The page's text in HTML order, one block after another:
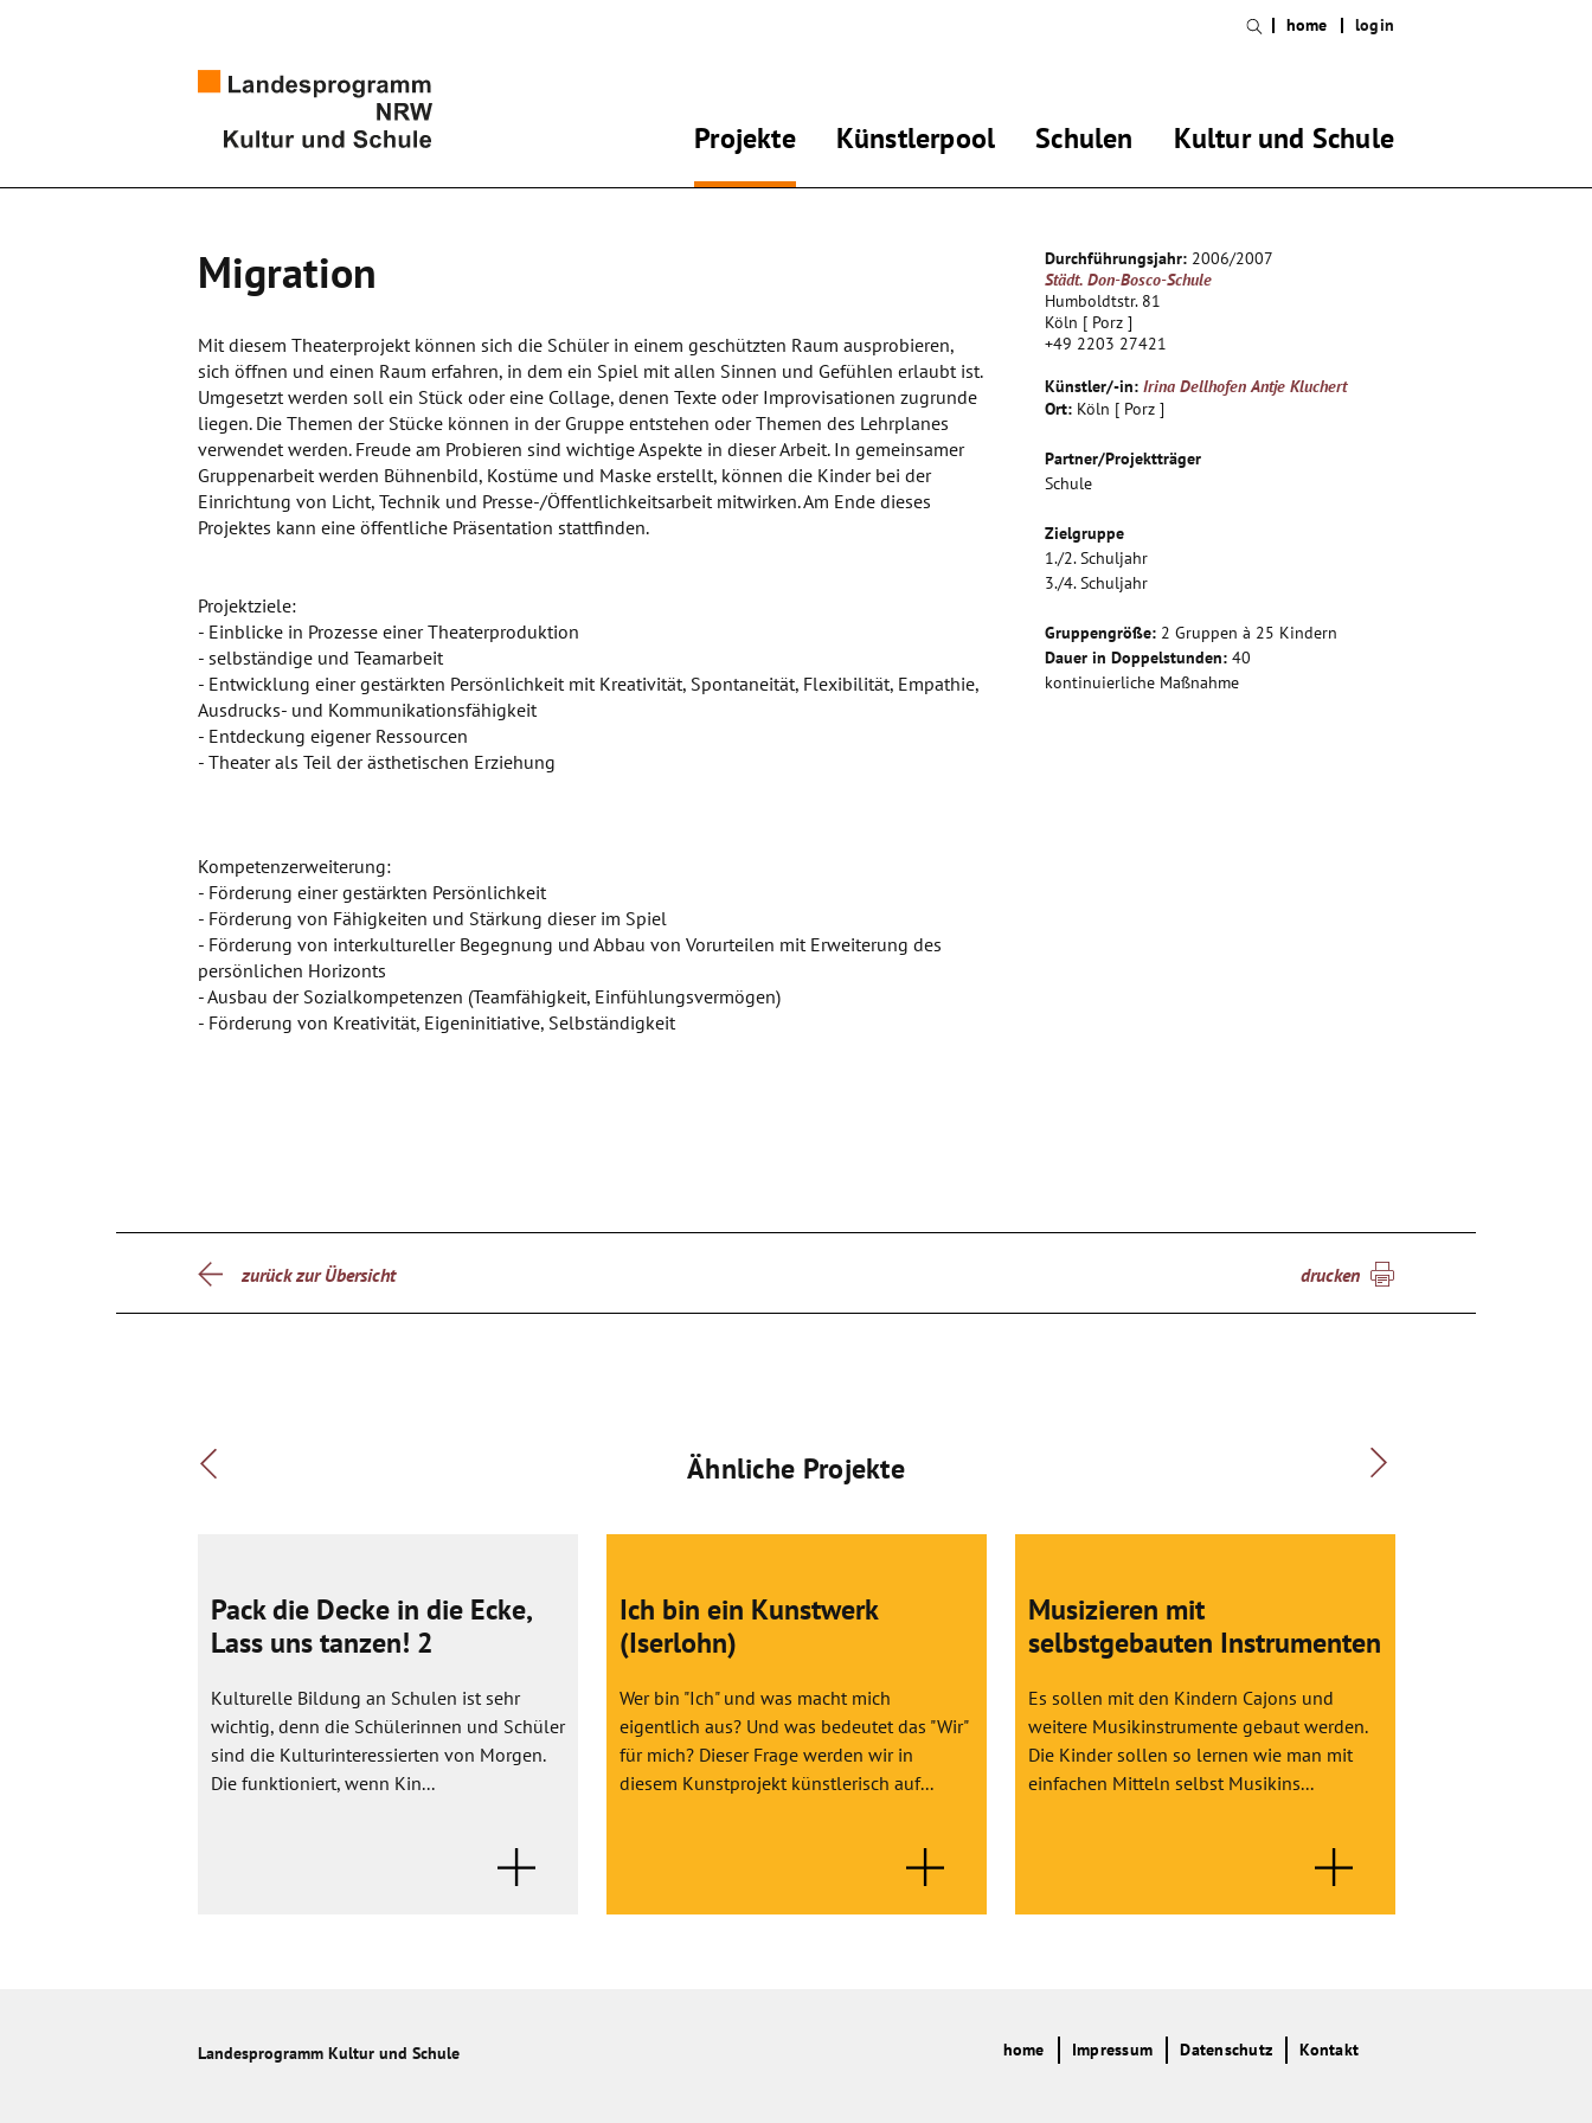
Projekte Künstlerpool Schulen Kultur und Schule
home login
Migration
Mit diesem Theaterprojekt können sich die Schüler in einem geschützten Raum ausprobieren,
sich öffnen und einen Raum erfahren, in dem ein Spiel mit allen Sinnen und Gefühlen erlaubt ist.
Umgesetzt werden soll ein Stück oder eine Collage, denen Texte oder Improvisationen zugrunde
liegen. Die Themen der Stücke können in der Gruppe entstehen oder Themen des Lehrplanes
verwendet werden. Freude am Probieren sind wichtige Aspekte in dieser Arbeit. In gemeinsamer
Gruppenarbeit werden Bühnenbild, Kostüme und Maske erstellt, können die Kinder bei der
Einrichtung von Licht, Technik und Presse-/Öffentlichkeitsarbeit mitwirken. Am Ende dieses
Projektes kann eine öffentliche Präsentation stattfinden.
Projektziele:
- Einblicke in Prozesse einer Theaterproduktion
- selbständige und Teamarbeit
- Entwicklung einer gestärkten Persönlichkeit mit Kreativität, Spontaneität, Flexibilität, Empathie,
Ausdrucks- und Kommunikationsfähigkeit
- Entdeckung eigener Ressourcen
- Theater als Teil der ästhetischen Erziehung
Kompetenzerweiterung:
- Förderung einer gestärkten Persönlichkeit
- Förderung von Fähigkeiten und Stärkung dieser im Spiel
- Förderung von interkultureller Begegnung und Abbau von Vorurteilen mit Erweiterung des
persönlichen Horizonts
- Ausbau der Sozialkompetenzen (Teamfähigkeit, Einfühlungsvermögen)
- Förderung von Kreativität, Eigeninitiative, Selbständigkeit
Durchführungsjahr: 2006/2007
Städt. Don-Bosco-Schule
Humboldtstr. 81
Köln [ Porz ]
+49 2203 27421
Künstler/-in: Irina Dellhofen Antje Kluchert
Ort: Köln [ Porz ]
Partner/Projektträger
Schule
Zielgruppe
1./2. Schuljahr
3./4. Schuljahr
Gruppengröße: 2 Gruppen à 25 Kindern
Dauer in Doppelstunden: 40
kontinuierliche Maßnahme
zurück zur Übersicht drucken
Ähnliche Projekte
Pack die Decke in die Ecke,
Lass uns tanzen! 2
Kulturelle Bildung an Schulen ist sehr
wichtig, denn die Schülerinnen und Schüler
sind die Kulturinteressierten von Morgen.
Die funktioniert, wenn Kin...
Ich bin ein Kunstwerk
(Iserlohn)
Wer bin "Ich" und was macht mich
eigentlich aus? Und was bedeutet das "Wir"
für mich? Dieser Frage werden wir in
diesem Kunstprojekt künstlerisch auf...
Musizieren mit
selbstgebauten Instrumenten
Es sollen mit den Kindern Cajons und
weitere Musikinstrumente gebaut werden.
Die Kinder sollen so lernen wie man mit
einfachen Mitteln selbst Musikins...
Landesprogramm Kultur und Schule home Impressum Datenschutz Kontakt